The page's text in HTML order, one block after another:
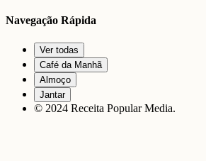
Navegação Rápida
Ver todas
Café da Manhã
Almoço
Jantar
© 2024 Receita Popular Media.